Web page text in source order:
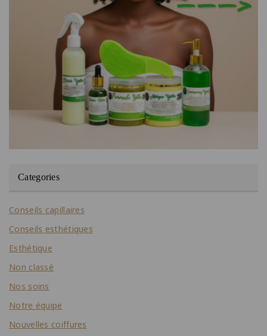
Categories
Conseils capillaires
Conseils esthétiques
Esthétique
Non classé
Nos soins
Notre équipe
Nouvelles coiffures